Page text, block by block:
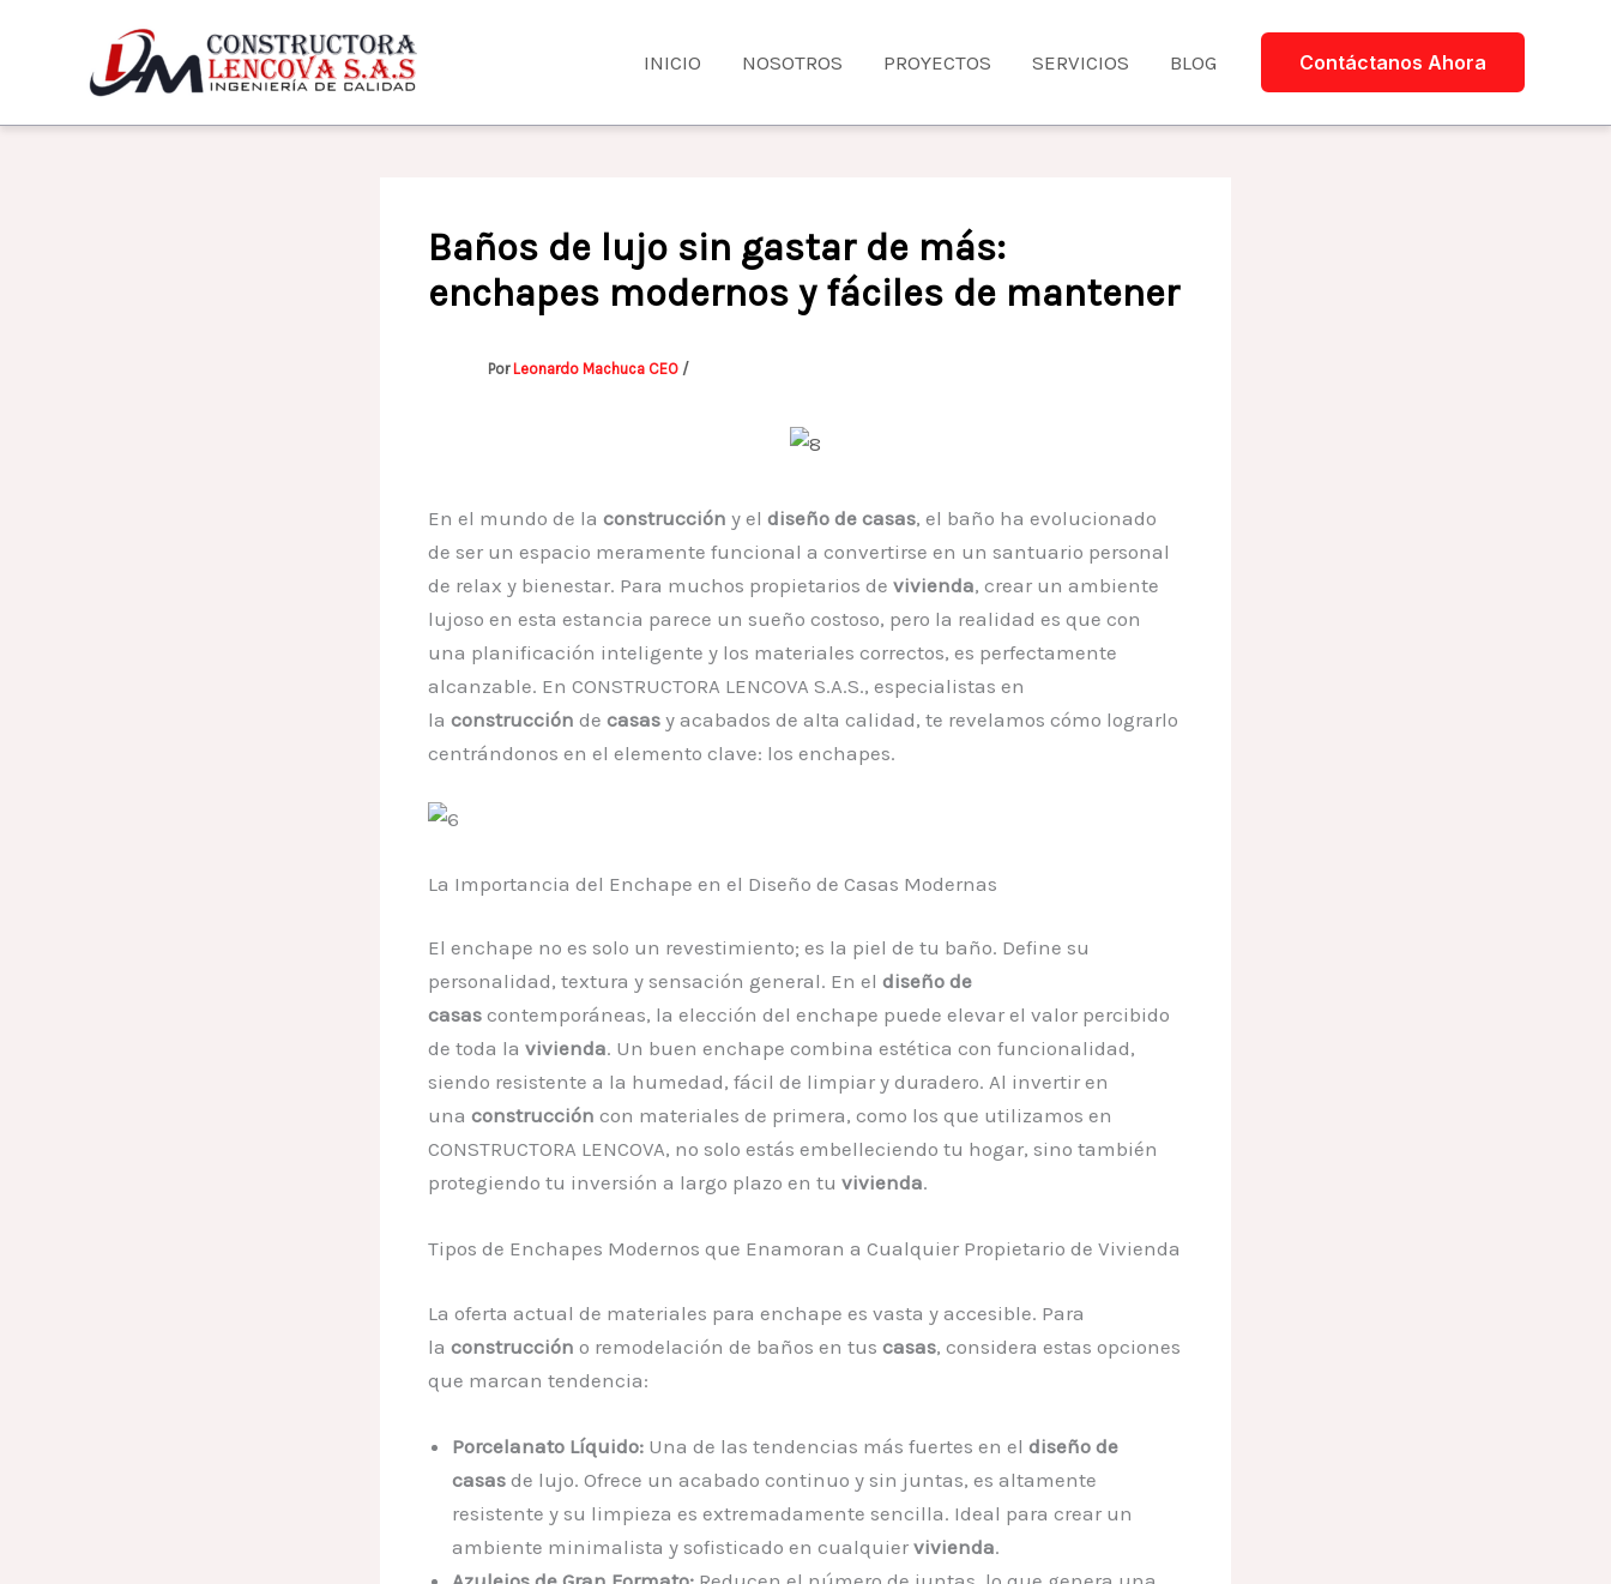
INICIO NOSOTROS PROYECTOS SERVICIOS BLOG Contáctanos Ahora
Baños de lujo sin gastar de más:
enchapes modernos y fáciles de mantener
Por Leonardo Machuca CEO /
En el mundo de la construcción y el diseño de casas, el baño ha evolucionado
de ser un espacio meramente funcional a convertirse en un santuario personal
de relax y bienestar. Para muchos propietarios de vivienda, crear un ambiente
lujoso en esta estancia parece un sueño costoso, pero la realidad es que con
una planificación inteligente y los materiales correctos, es perfectamente
alcanzable. En CONSTRUCTORA LENCOVA S.A.S., especialistas en
la construcción de casas y acabados de alta calidad, te revelamos cómo lograrlo
centrándonos en el elemento clave: los enchapes.
La Importancia del Enchape en el Diseño de Casas Modernas
El enchape no es solo un revestimiento; es la piel de tu baño. Define su
personalidad, textura y sensación general. En el diseño de
casas contemporáneas, la elección del enchape puede elevar el valor percibido
de toda la vivienda. Un buen enchape combina estética con funcionalidad,
siendo resistente a la humedad, fácil de limpiar y duradero. Al invertir en
una construcción con materiales de primera, como los que utilizamos en
CONSTRUCTORA LENCOVA, no solo estás embelleciendo tu hogar, sino también
protegiendo tu inversión a largo plazo en tu vivienda.
Tipos de Enchapes Modernos que Enamoran a Cualquier Propietario de Vivienda
La oferta actual de materiales para enchape es vasta y accesible. Para
la construcción o remodelación de baños en tus casas, considera estas opciones
que marcan tendencia:
Porcelanato Líquido: Una de las tendencias más fuertes en el diseño de
casas de lujo. Ofrece un acabado continuo y sin juntas, es altamente
resistente y su limpieza es extremadamente sencilla. Ideal para crear un
ambiente minimalista y sofisticado en cualquier vivienda.